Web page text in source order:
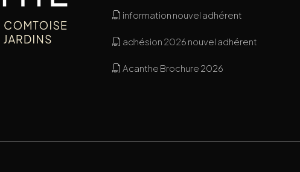
information nouvel adhérent
adhésion 2026 nouvel adhérent
Acanthe Brochure 2026